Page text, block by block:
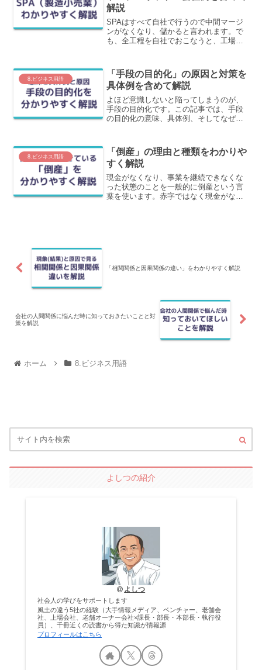
解説
SPAはすべて自社で行うので中間マージ
ンがなくなり、儲かると言われます。で
も、全工程を自社でおこなうと、工場を
このカラクリを含めて詳しく解説しま
す。
8.ビジネス用語
「手段の目的化」の原因と対策を
具体例を含めて解説
よほど意識しないと陥ってしまうのが、
手段の目的化です。この記事では、手段
の目的化の意味、具体例、そしてなぜ起
8.ビジネス用語
「倒産」の理由と種類をわかりや
すく解説
現金がなくなり、事業を継続できなくな
った状態のことを一般的に倒産という言
葉を使います。赤字ではなく現金がなく
「相関関係と因果関係の違い」をわかりやすく解説
会社の人間関係に悩んだ時に知っておきたいことと対
策を解説
ホーム 8.ビジネス用語
よしつの紹介
よしつ
社会人の学びをサポートします
風土の違う5社の経験（大手情報メディア、ベンチャー、老舗会
社、上場会社、老舗オーナー会社×課長・部長・本部長・執行役
員）、千冊近くの読書から得た知識が情報源
プロフィールはこちら